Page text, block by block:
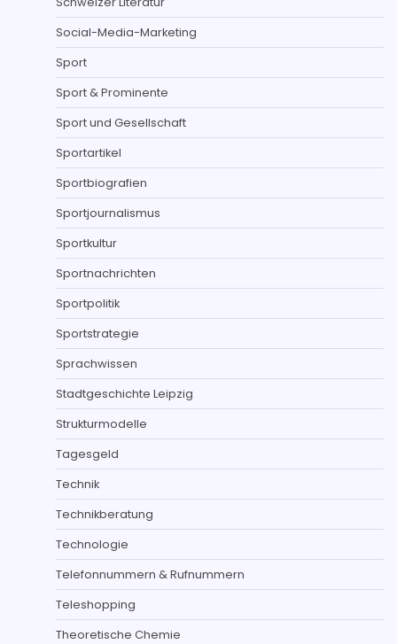
Social-Media-Marketing
Sport
Sport & Prominente
Sport und Gesellschaft
Sportartikel
Sportbiografien
Sportjournalismus
Sportkultur
Sportnachrichten
Sportpolitik
Sportstrategie
Sprachwissen
Stadtgeschichte Leipzig
Strukturmodelle
Tagesgeld
Technik
Technikberatung
Technologie
Telefonnummern & Rufnummern
Teleshopping
Theoretische Chemie